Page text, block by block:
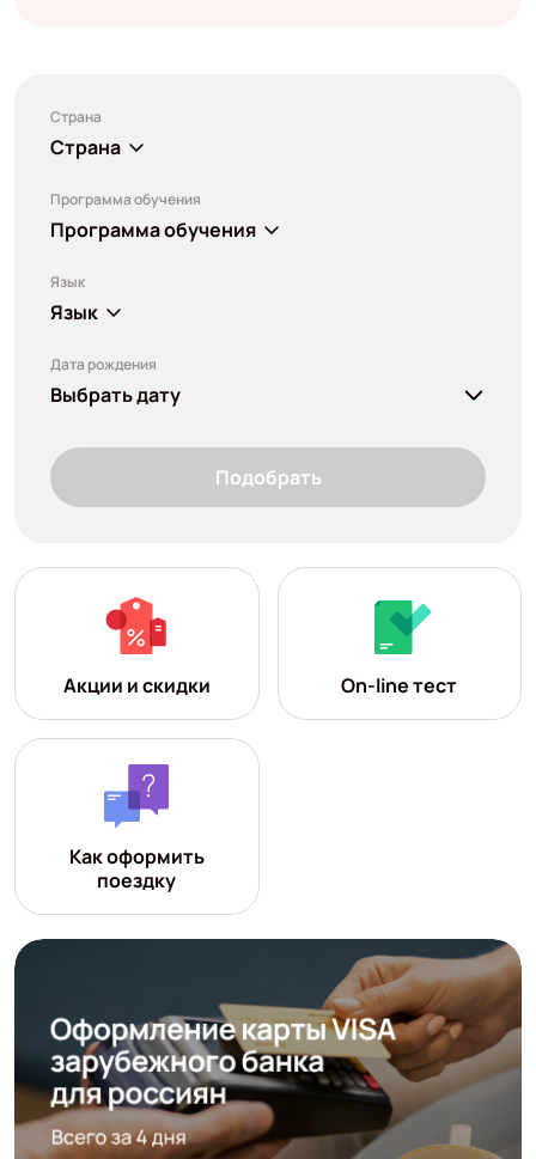
Страна
Страна
Программа обучения
Программа обучения
Язык
Язык
Дата рождения
Выбрать дату
Подобрать
Акции и скидки On-line тест
Как оформить
поездку